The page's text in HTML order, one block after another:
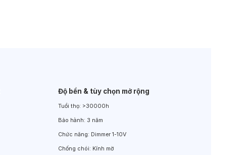
Độ bền & tùy chọn mở rộng
Tuổi thọ: >30000h
Bảo hành: 3 năm
Chức năng: Dimmer 1-10V
Chống chói: Kính mờ